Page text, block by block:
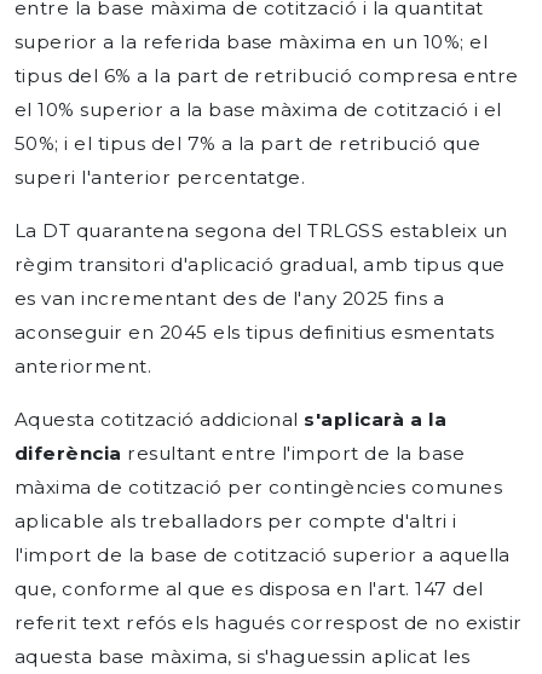
entre la base màxima de cotització i la quantitat
superior a la referida base màxima en un 10%; el
tipus del 6% a la part de retribució compresa entre
el 10% superior a la base màxima de cotització i el
50%; i el tipus del 7% a la part de retribució que
superi l'anterior percentatge.
La DT quarantena segona del TRLGSS estableix un
règim transitori d'aplicació gradual, amb tipus que
es van incrementant des de l'any 2025 fins a
aconseguir en 2045 els tipus definitius esmentats
anteriorment.
Aquesta cotització addicional s'aplicarà a la
diferència resultant entre l'import de la base
màxima de cotització per contingències comunes
aplicable als treballadors per compte d'altri i
l'import de la base de cotització superior a aquella
que, conforme al que es disposa en l'art. 147 del
referit text refós els hagués correspost de no existir
aquesta base màxima, si s'haguessin aplicat les